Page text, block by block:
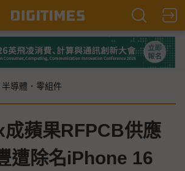
半導體．零組件
蘋果RFPCB供應
除名iPhone 16